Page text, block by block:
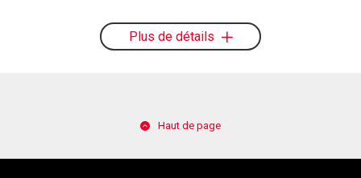
Plus de détails
Haut de page